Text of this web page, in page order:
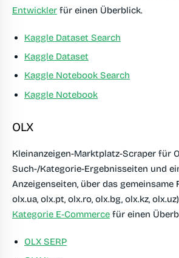
Entwickler für einen Überblick.
Kaggle Dataset Search
Kaggle Dataset
Kaggle Notebook Search
Kaggle Notebook
OLX
Kleinanzeigen-Marktplatz-Scraper für
Such-/Kategorie-Ergebnisseiten und
Anzeigenseiten, über das gemeinsame
olx.ua, olx.pt, olx.ro, olx.bg, olx.kz,
Kategorie E-Commerce für einen
OLX SERP